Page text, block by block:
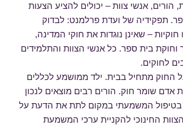
הורים, אנשי צוות – יכולים להציע הצעות
תפקידיה של ועדת פרלמנט: לבדוק
– שאינן נוגדות את חוקי המדינה,
וחוקת בית ספר. כל אנשי הצוות והתלמידים
לחוקים.
החוק מתחיל בבית. ילד ממושמע לכללים
אדם שומר חוק. הורים רבים מוצאים לנכון
בטיפול המשמעתי במקום לתת את הדעת על
החינוכי להקניית ערכי המשמעת